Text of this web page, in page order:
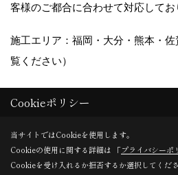
客様のご都合に合わせて対応してお
施工エリア：福岡・大分・熊本・
覧ください）
Copyright (c) 木造りの家フォーユー. All
Produced byゴデスクリエイト
Cookieポリシー
当サイトではCookieを使用します。
Cookieの使用に関する詳細は 「プライバシーポ
Cookieを受け入れるか拒否するか選択してくださ